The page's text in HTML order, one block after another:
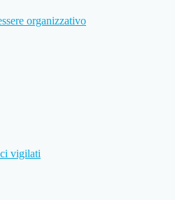
organizzativo
vigilati